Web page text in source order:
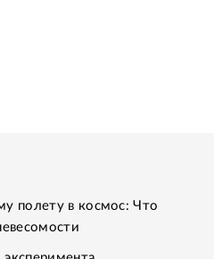
полету в космос: Что